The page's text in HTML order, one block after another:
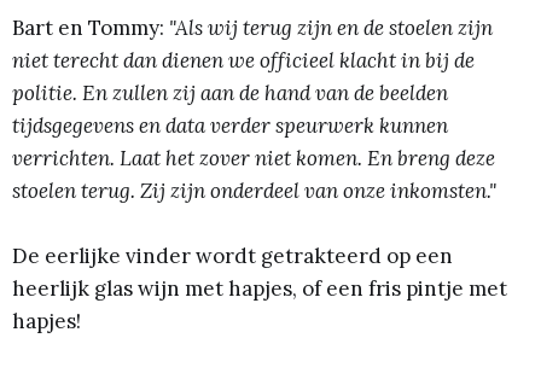
Bart en Tommy: "Als wij terug zijn en de stoelen zijn
niet terecht dan dienen we officieel klacht in bij de
politie. En zullen zij aan de hand van de beelden
tijdsgegevens en data verder speurwerk kunnen
verrichten. Laat het zover niet komen. En breng deze
stoelen terug. Zij zijn onderdeel van onze inkomsten."
De eerlijke vinder wordt getrakteerd op een
heerlijk glas wijn met hapjes, of een fris pintje met
hapjes!